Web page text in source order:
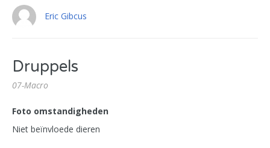
Eric Gibcus
Druppels
07-Macro
Foto omstandigheden
Niet beïnvloede dieren